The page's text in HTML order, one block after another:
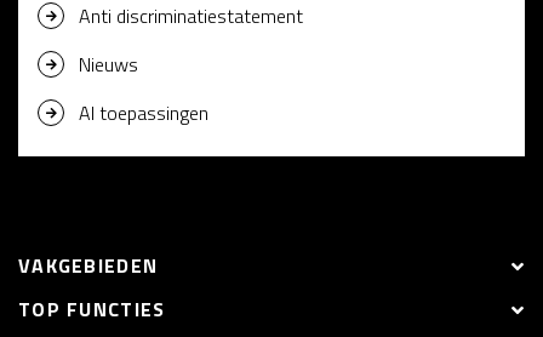
Anti discriminatiestatement
Nieuws
AI toepassingen
VAKGEBIEDEN
TOP FUNCTIES